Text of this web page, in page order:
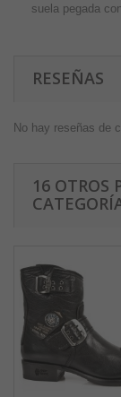
suela pegada
RESEÑAS
No hay reseñas de
16 OTROS